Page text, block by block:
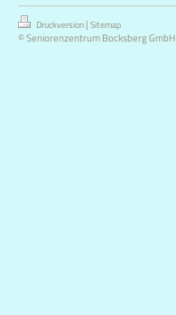
Druckversion | Sitemap
© Seniorenzentrum Bocksberg GmbH